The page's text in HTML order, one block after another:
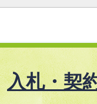
入札・契